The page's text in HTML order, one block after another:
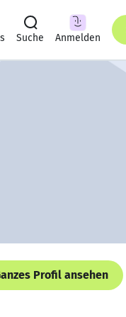
Suche Anmelden
Profil ansehen